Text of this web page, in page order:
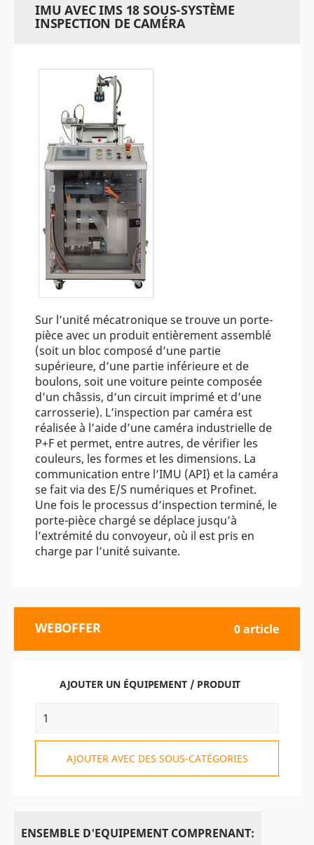
IMU AVEC IMS 18 SOUS-SYSTÈME
INSPECTION DE CAMÉRA
Sur l’unité mécatronique se trouve un porte-
pièce avec un produit entièrement assemblé
(soit un bloc composé d’une partie
supérieure, d’une partie inférieure et de
boulons, soit une voiture peinte composée
d’un châssis, d’un circuit imprimé et d’une
carrosserie). L’inspection par caméra est
réalisée à l’aide d’une caméra industrielle de
P+F et permet, entre autres, de vérifier les
couleurs, les formes et les dimensions. La
communication entre l’IMU (API) et la caméra
se fait via des E/S numériques et Profinet.
Une fois le processus d’inspection terminé, le
porte-pièce chargé se déplace jusqu’à
l’extrémité du convoyeur, où il est pris en
charge par l’unité suivante.
WEBOFFER 0 article
AJOUTER UN ÉQUIPEMENT / PRODUIT
AJOUTER AVEC DES SOUS-CATÉGORIES
ENSEMBLE D'EQUIPEMENT COMPRENANT: